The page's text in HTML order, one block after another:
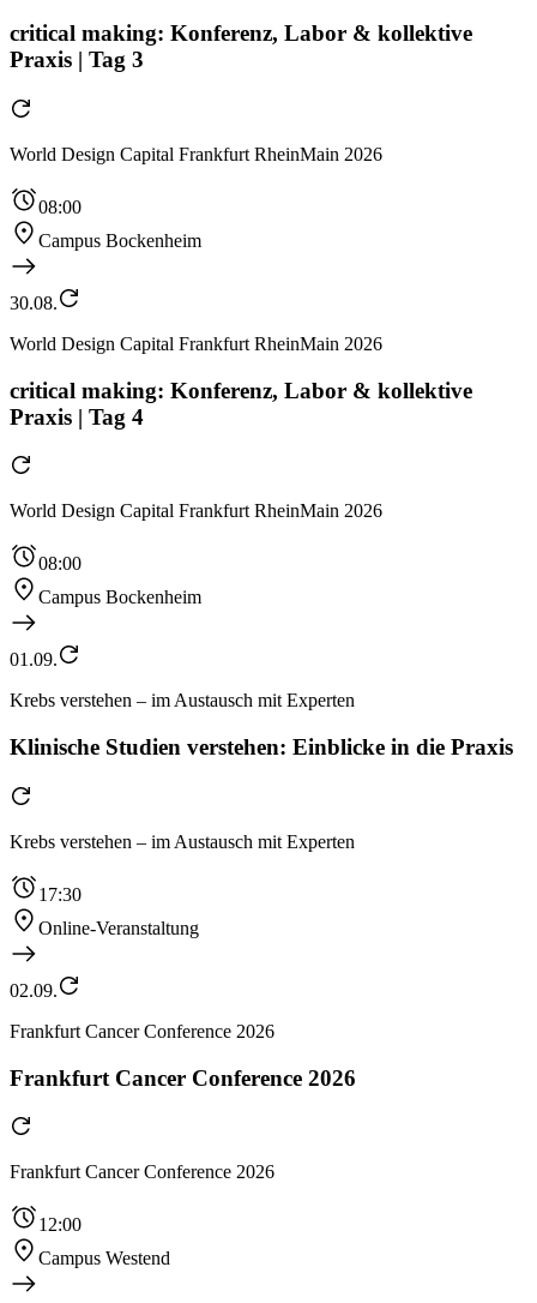
critical making: Konferenz, Labor & kollektive
Praxis | Tag 3
World Design Capital Frankfurt RheinMain 2026
08:00
Campus Bockenheim
30.08.
World Design Capital Frankfurt RheinMain 2026
critical making: Konferenz, Labor & kollektive
Praxis | Tag 4
World Design Capital Frankfurt RheinMain 2026
08:00
Campus Bockenheim
01.09.
Krebs verstehen – im Austausch mit Experten
Klinische Studien verstehen: Einblicke in die Praxis
Krebs verstehen – im Austausch mit Experten
17:30
Online-Veranstaltung
02.09.
Frankfurt Cancer Conference 2026
Frankfurt Cancer Conference 2026
Frankfurt Cancer Conference 2026
12:00
Campus Westend